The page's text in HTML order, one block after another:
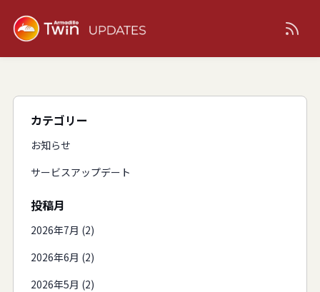
カテゴリー
お知らせ
サービスアップデート
投稿月
2026年7月 (2)
2026年6月 (2)
2026年5月 (2)